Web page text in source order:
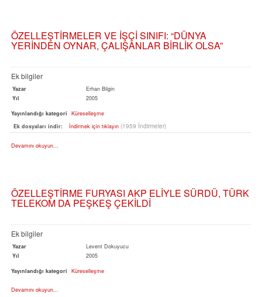
ÖZELLEŞTİRMELER VE İŞÇİ SINIFI: “DÜNYA
YERİNDEN OYNAR, ÇALIŞANLAR BİRLİK OLSA”
Ek bilgiler
Yazar
Erhan Bilgin
Yıl
2005
Yayınlandığı kategori
Küreselleşme
Ek dosyaları indir:
İndirmek için tıklayın (1959 İndirmeler)
Devamını okuyun...
ÖZELLEŞTİRME FURYASI AKP ELİYLE SÜRDÜ, TÜRK
TELEKOM DA PEŞKEŞ ÇEKİLDİ
Ek bilgiler
Yazar
Levent Dokuyucu
Yıl
2005
Yayınlandığı kategori
Küreselleşme
Devamını okuyun...